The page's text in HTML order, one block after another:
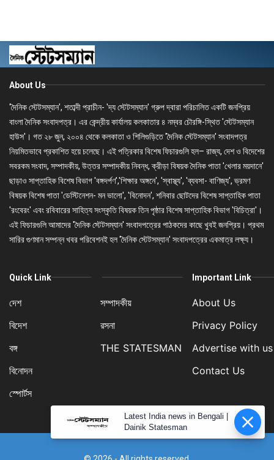
About Us
'দৈনিক স্টেটসম্যান', শতাব্দী প্রাচীন- 'দ্য স্টেটসম্যান' গ্রুপ দ্বারা পরিচালিত একটি জনপ্রিয়
বাংলা দৈনিক সংবাদপত্র। এর কেন্দ্রীয় কার্যালয় কলকাতার ৪ নম্বর চৌরঙ্গি-স্থিত 'স্টেটসম্যান
হাউস'। গত ২৮ জুন, ২০০৪ থেকে কলকাতা ও শিলিগুড়িতে 'দৈনিক স্টেটসম্যান' সংবাদপত্র
নিয়মিতভাবে প্রকাশিত হয়ে চলেছে। এই পত্রিকার বিশেষ ফিচারগুলি হল– রাজ্য, দেশ ও বিদেশের
সবরকম সংবাদ, সম্পাদকীয়, উত্তর সম্পাদকীয় নিবন্ধ, ক্রীড়া বিষয়ক দৈনিক পাতা 'খেলার ময়দানে'
ছাড়াও সাপ্তাহিক বিশেষ বিভাগ 'বঙ্গদর্পণ','শিক্ষার অঙ্গনে', 'স্বাস্থ্য', 'ব্যবসা- বাণিজ্য', ভ্রমণ
বিষয়ক বিশেষ পাতা 'ডেস্টিনেশন- মন ভালো', 'বিনোদন', শনিবার ছোটদের বিশেষ সাপ্তাহিক পাতা
'রংবেরং' এবং রবিবারের সাহিত্য সংস্কৃতি বিষয়ক তিন পৃষ্ঠার বিশেষ সাপ্তাহিক বিভাগ 'বিচিত্রা'।
এই ফিচারগুলি আমাদের 'দৈনিক স্টেটসম্যান' সংবাদপত্রের পাঠকদের কাছে খুবই জনপ্রিয়। প্রথম
সারির গুণমান সম্পন্ন খবর পরিবেশনই হল 'দৈনিক স্টেটসম্যান' সংবাদপত্রের একমাত্র লক্ষ্য।
Quick Link
দেশ
বিদেশ
বঙ্গ
বিনোদন
স্পোর্টস
সম্পাদকীয়
রসনা
THE STATESMAN
Important Link
About Us
Privacy Policy
Advertise with us
Contact Us
Latest India news in Bengali |
Dainik Statesman